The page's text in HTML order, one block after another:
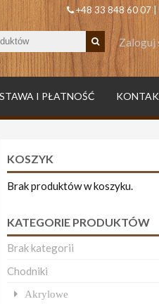
+48 33 848 60 07 |
Zaloguj
I PŁATNOŚĆ
KOSZYK
Brak produktów w koszyku.
KATEGORIE PRODUKTÓW
Brak kategorii
Chodniki
Akrylowe